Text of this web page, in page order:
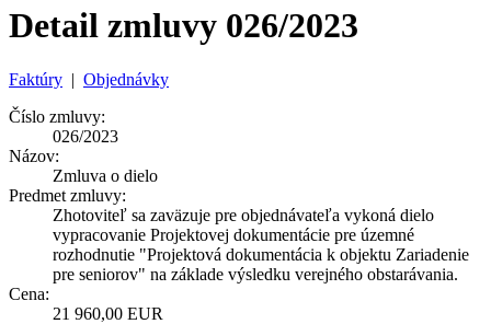
Detail zmluvy 026/2023
Faktúry | Objednávky
Číslo zmluvy:
026/2023
Názov:
Zmluva o dielo
Predmet zmluvy:
Zhotoviteľ sa zaväzuje pre objednávateľa vykoná dielo
vypracovanie Projektovej dokumentácie pre územné
rozhodnutie "Projektová dokumentácia k objektu Zariadenie
pre seniorov" na základe výsledku verejného obstarávania.
Cena:
21 960,00 EUR